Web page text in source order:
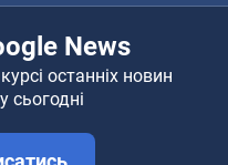
News
останніх новин
сьогодні